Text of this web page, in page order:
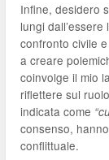
Infine, desidero
lungi dall’essere
confronto civile
a creare
coinvolge il mio
riflettere sul
indicata come
consenso,
conflittuale.